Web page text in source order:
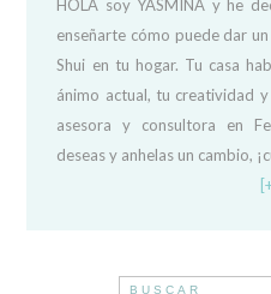
HOLA soy YASMINA y he
enseñarte cómo puede dar
Shui en tu hogar. Tu casa
ánimo actual, tu creatividad
asesora y consultora en
deseas y anhelas un cambio,